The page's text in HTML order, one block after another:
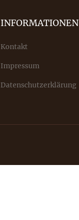
INFORMATIONEN
Kontakt
Impressum
Datenschutzerklärung